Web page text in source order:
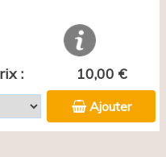
: 10,00 €
Ajouter